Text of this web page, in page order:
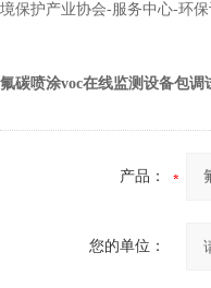
境保护产业协会-服务中心-环保
氟碳喷涂voc在线监测设备包调
产品：
您的单位：